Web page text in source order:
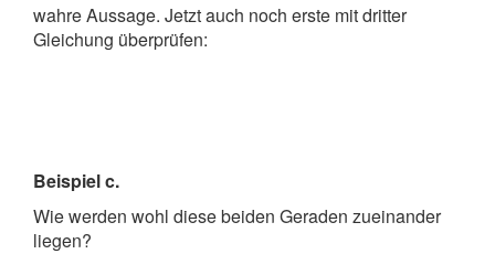
wahre Aussage. Jetzt auch noch erste mit dritter
Gleichung überprüfen:
Beispiel c.
Wie werden wohl diese beiden Geraden zueinander
liegen?